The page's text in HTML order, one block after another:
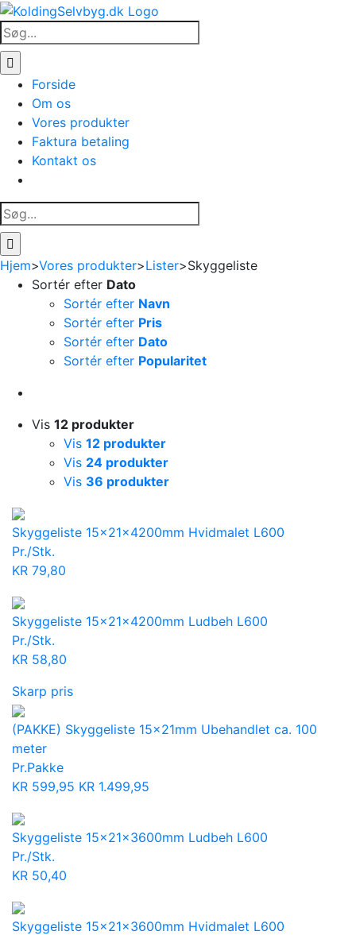
Skip
to
content
Søg
efter:
Forside
Om os
Vores produkter
Faktura betaling
Kontakt os
Søg
efter:
Hjem>Vores produkter>Lister>Skyggeliste
Sortér efter Dato
Sortér efter Navn
Sortér efter Pris
Sortér efter Dato
Sortér efter Popularitet
Vis 12 produkter
Vis 12 produkter
Vis 24 produkter
Vis 36 produkter
Skyggeliste 15x21x4200mm Hvidmalet L600
Pr./Stk.
KR 79,80
Skyggeliste 15x21x4200mm Ludbeh L600
Pr./Stk.
KR 58,80
Skarp pris
(PAKKE) Skyggeliste 15x21mm Ubehandlet ca. 100
meter
Pr.Pakke
KR 599,95 KR 1.499,95
Skyggeliste 15x21x3600mm Ludbeh L600
Pr./Stk.
KR 50,40
Skyggeliste 15x21x3600mm Hvidmalet L600